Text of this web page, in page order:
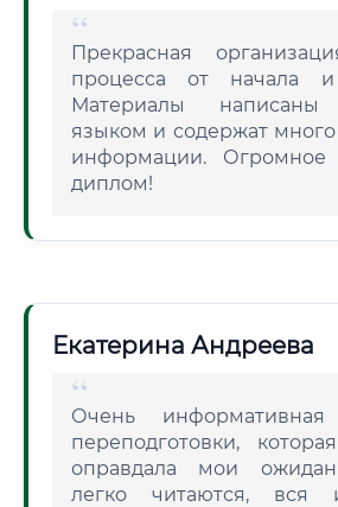
Прекрасная
процесса от начала
Материалы написаны
языком и содержат
информации. Огромное
диплом!
Екатерина Андреева
Очень информативная
переподготовки,
оправдала мои
легко читаются, вся